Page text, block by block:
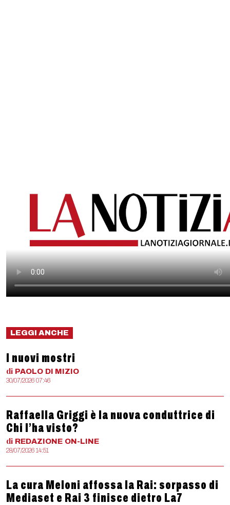
LEGGI ANCHE
I nuovi mostri
di PAOLO DI MIZIO
30/07/2026 07:46
Raffaella Griggi è la nuova conduttrice di
Chi l’ha visto?
di REDAZIONE ON-LINE
28/07/2026 14:51
La cura Meloni affossa la Rai: sorpasso di
Mediaset e Rai 3 finisce dietro La7